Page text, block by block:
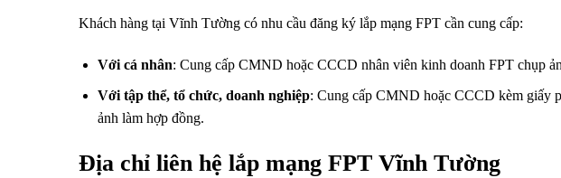
Khách hàng tại Vĩnh Tường có nhu cầu đăng ký lắp mạng FPT cần cung cấp:
Với cá nhân: Cung cấp CMND hoặc CCCD nhân viên kinh doanh FPT chụp
Với tập thể, tổ chức, doanh nghiệp: Cung cấp CMND hoặc CCCD kèm giấy
ảnh làm hợp đồng.
Địa chỉ liên hệ lắp mạng FPT Vĩnh Tường